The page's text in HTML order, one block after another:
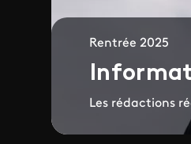
Rentrée 2025
Les rédactions